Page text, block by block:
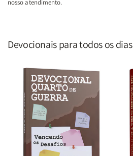
nosso atendimento.
Devocionais para todos os dias